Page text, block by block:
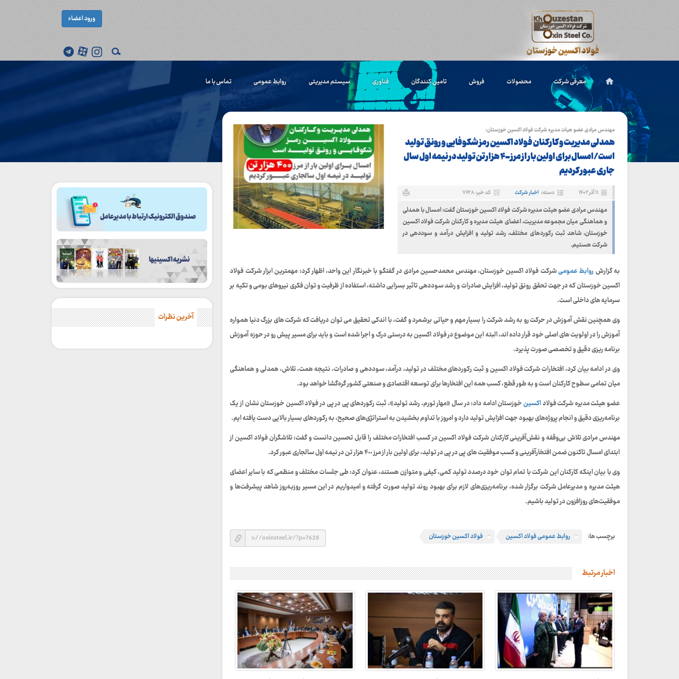
ورود اعضاء
معرفی شرکت محصولات فروش تامین کنندگان فناوری سیستم مدیریتی روابط عمومی تماس با ما
مهندس مرادی عضو هیات مدیره شرکت فولاد اکسین خوزستان:
همدلی مدیریت و کارکنان فولاد اکسین رمز شکوفایی و رونق تولید
است/امسال برای اولین بار از مرز ۴٠٠ هزار تن تولید در نیمه اول سال
جاری عبور کردیم
۱۱ آذر ۱۴۰۲ دسته: اخبار شرکت کد خبر: ۷۶۲۸
مهندس مرادی عضو هیئت مدیره شرکت فولاد اکسین خوزستان گفت: امسال با همدلی
و هماهنگی میان مجموعه مدیریت، اعضای هیئت مدیره و کارکنان شرکت فولاد اکسین
خوزستان، شاهد ثبت رکوردهای مختلف، رشد تولید و افزایش درآمد و سوددهی در
شرکت هستیم.
به گزارشروابط عمومیشرکت فولاد اکسین خوزستان، مهندس محمدحسین مرادی در گفتگو با خبرنگار این واحد، اظهار کرد: مهمترین ابزار شرکت فولاد
اکسین خوزستان که در جهت تحقق رونق تولید، افزایش صادرات و رشد سوددهی تاثیر بسزایی داشته، استفاده از ظرفیت و توان فکری نیروهای بومی و تکیه بر
سرمایه های داخلی است.
وی همچنین نقش آموزش در حرکت رو به رشد شرکت را بسیار مهم و حیاتی برشمرد و گفت، با اندکی تحقیق می توان دریافت که شرکت های بزرگ دنیا همواره
آموزش را در اولویت های اصلی خود قرار داده اند، البته این موضوع در فولاد اکسین به درستی درک و اجرا شده است و باید برای مسیر پیش رو در حوزه آموزش
برنامه ریزی دقیق و تخصصی صورت پذیرد.
وی در ادامه بیان کرد، افتخارات شرکت فولاد اکسین و ثبت رکوردهای مختلف در تولید، درآمد، سوددهی و صادرات، نتیجه همت، تلاش، همدلی و هماهنگی
میان تمامی سطوح کارکنان است و به طور قطع، کسب همه این افتخارها برای توسعه اقتصادی و صنعتی کشور گره‌گشا خواهد بود.
عضو هیئت مدیره شرکت فولاداکسینخوزستان ادامه داد: در سال «مهار تورم، رشد تولید»، ثبت رکوردهای پی در پی در فولاد اکسین خوزستان نشان از یک
برنامه‌ریزی دقیق و انجام پروژه‌های بهبود جهت افزایش تولید دارد و امروز با تداوم بخشیدن به استراتژی‌های صحیح، به رکوردهای بسیار بالایی دست یافته ایم.
مهندس مرادی تلاش بی‌وقفه و نقش‌آفرینی کارکنان شرکت فولاد اکسین در کسب افتخارات مختلف را قابل تحسین دانست و گفت: تلاشگران فولاد اکسین از
ابتدای امسال تاکنون ضمن افتخارآفرینی و کسب موفقیت های پی در پی در تولید، برای اولین بار از مرز ۴٠٠ هزار تن در نیمه اول سالجاری عبور کرد.
وی با بیان اینکه کارکنان این شرکت با تمام توان خود درصدد تولید کمی، کیفی و متوازن هستند، عنوان کرد: طی جلسات مختلف و منظمی که با سایر اعضای
هیئت مدیره و مدیرعامل شرکت برگزار شده، برنامه‌ریزی‌های لازم برای بهبود روند تولید صورت گرفته و امیدواریم در این مسیر روزبه‌روز شاهد پیشرفت‌ها و
موفقیت‌های روزافزون در تولید باشیم.
برچسب ها: روابط عمومی فولاد اکسین فولاد اکسین خوزستان
اخبار مرتبط
آخرین نظرات